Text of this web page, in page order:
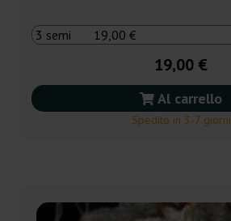
19,00 €
Al carrello
Spedito in 3-7 giorni